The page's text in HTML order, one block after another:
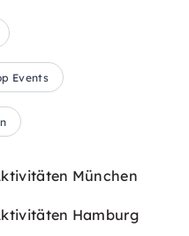
Events
München
Hamburg